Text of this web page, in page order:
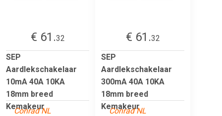
€ 61.32
SEP
Aardlekschakelaar
10mA 40A 10KA
18mm breed
Kemakeur
Conrad NL
€ 61.32
SEP
Aardlekschakelaar
300mA 40A 10KA
18mm breed
Kemakeur
Conrad NL